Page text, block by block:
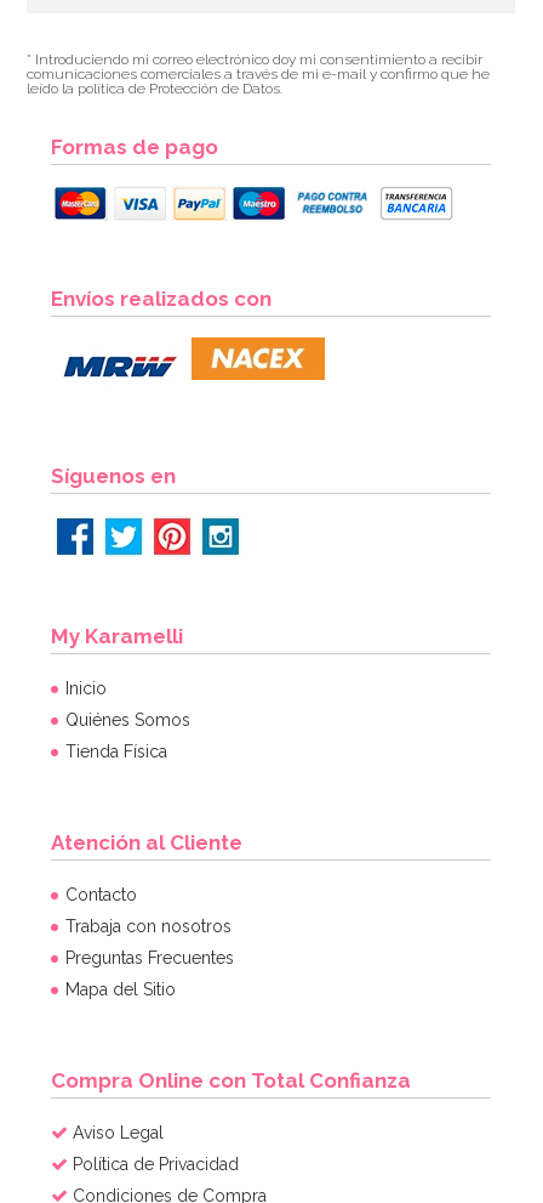
* Introduciendo mi correo electrónico doy mi consentimiento a recibir
comunicaciones comerciales a través de mi e-mail y confirmo que he
leído la política de Protección de Datos.
Formas de pago
Envíos realizados con
Síguenos en
My Karamelli
Inicio
Quiénes Somos
Tienda Física
Atención al Cliente
Contacto
Trabaja con nosotros
Preguntas Frecuentes
Mapa del Sitio
Compra Online con Total Confianza
Aviso Legal
Política de Privacidad
Condiciones de Compra